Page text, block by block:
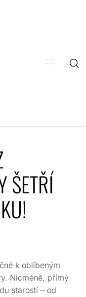
PRIMARY
ŠETŘÍ
k oblíbeným
Nicméně, přímý
starostí – od